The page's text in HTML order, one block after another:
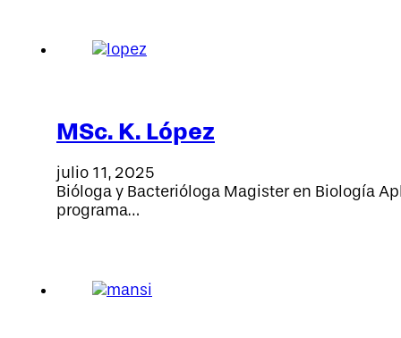
MSc. K. López
julio 11, 2025
Bióloga y Bacterióloga Magister en Biología
programa…